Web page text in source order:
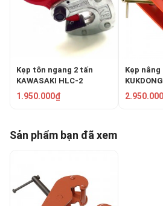
Kẹp tôn ngang 2 tấn
KAWASAKI HLC-2
1.950.000₫
Kẹp nâng
Sản phẩm bạn đã xem